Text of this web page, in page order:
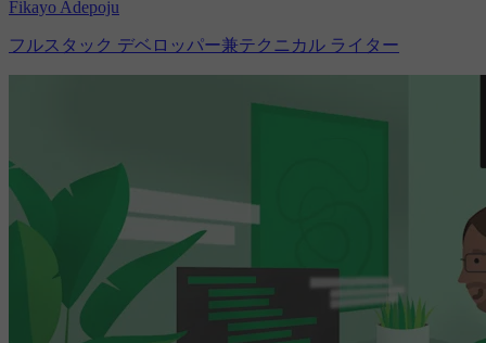
Fikayo Adepoju
フルスタック デベロッパー兼テクニカル ライター